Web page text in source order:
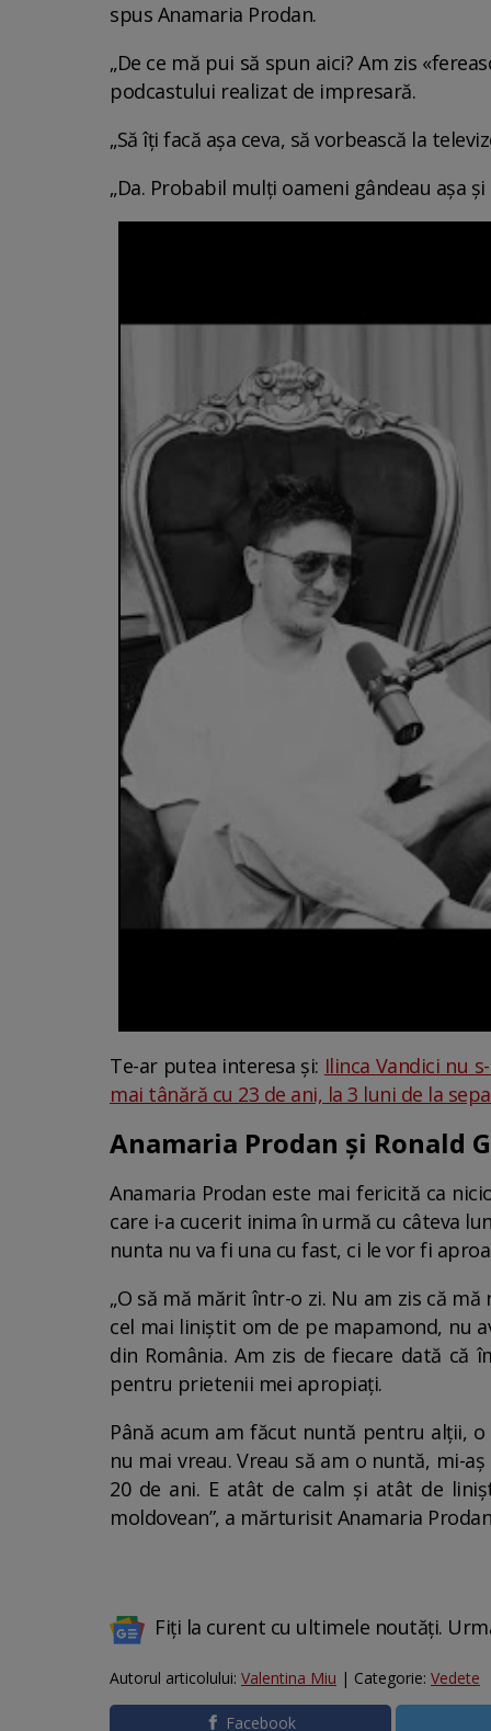
spus Anamaria Prodan.
„De ce mă pui să spun aici? Am zis
podcastului realizat de impresară.
„Să îți facă așa ceva, să vorbească la
„Da. Probabil mulți oameni gândeau așa
Te-ar putea interesa și: Ilinca Vandici nu
mai tânără cu 23 de ani, la 3 luni de la
Anamaria Prodan și
Anamaria Prodan este mai fericită ca
care i-a cucerit inima în urmă cu câteva
nunta nu va fi una cu fast, ci le vor fi
„O să mă mărit într-o zi. Nu am zis că
cel mai liniștit om de pe mapamond, nu
din România. Am zis de fiecare dată
pentru prietenii mei apropiați.
Până acum am făcut nuntă pentru alții,
nu mai vreau. Vreau să am o nuntă, mi-
20 de ani. E atât de calm și atât de
moldovean”, a mărturisit Anamaria
Fiți la curent cu ultimele noutăți.
Autorul articolului: Valentina Miu | Categorie: Vedete
Facebook